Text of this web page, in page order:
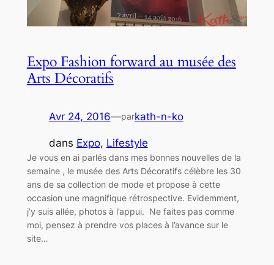
Expo Fashion forward au musée des
Arts Décoratifs
Avr 24, 2016—parkath-n-ko
dans Expo, Lifestyle
Je vous en ai parlés dans mes bonnes nouvelles de la
semaine , le musée des Arts Décoratifs célèbre les 30
ans de sa collection de mode et propose à cette
occasion une magnifique rétrospective. Evidemment,
j’y suis allée, photos à l’appui. Ne faites pas comme
moi, pensez à prendre vos places à l’avance sur le
site…